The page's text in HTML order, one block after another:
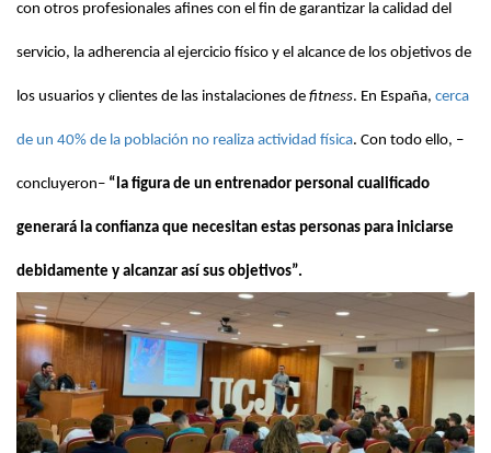
con otros profesionales afines con el fin de garantizar la calidad del
servicio, la adherencia al ejercicio físico y el alcance de los objetivos de
los usuarios y clientes de las instalaciones de fitness. En España, cerca
de un 40% de la población no realiza actividad física. Con todo ello, –
concluyeron– “la figura de un entrenador personal cualificado
generará la confianza que necesitan estas personas para iniciarse
debidamente y alcanzar así sus objetivos”.